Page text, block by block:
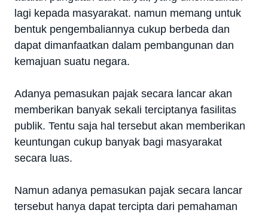
lagi kepada masyarakat. namun memang untuk
bentuk pengembaliannya cukup berbeda dan
dapat dimanfaatkan dalam pembangunan dan
kemajuan suatu negara.
Adanya pemasukan pajak secara lancar akan
memberikan banyak sekali terciptanya fasilitas
publik. Tentu saja hal tersebut akan memberikan
keuntungan cukup banyak bagi masyarakat
secara luas.
Namun adanya pemasukan pajak secara lancar
tersebut hanya dapat tercipta dari pemahaman